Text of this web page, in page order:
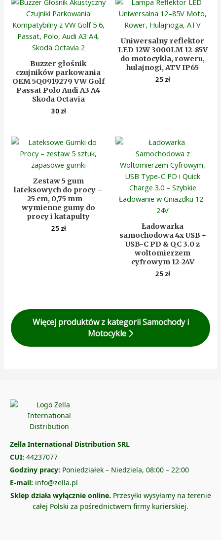
Buzzer głośnik
czujników parkowania
OEM 5Q0919279 VW Golf
Passat Polo Audi A3 A4
Skoda Octavia
30 zł
Uniwersalny reflektor
LED 12W 3000LM 12-85V
do motocykla, roweru,
hulajnogi, ATV IP65
25 zł
Zestaw 5 gum
lateksowych do procy –
25 cm, 0,75 mm –
wymienne gumy do
procy i katapulty
25 zł
Ładowarka
samochodowa 4x USB +
USB-C PD & QC 3.0 z
woltomierzem
cyfrowym 12-24V
25 zł
Więcej produktów z kategorii Samochody i
Motocykle
Zella International Distribution SRL
CUI: 44237077
Godziny pracy: Poniedziałek – Niedziela, 08:00 – 22:00
E-mail: info@zella.pl
Sklep działa wyłącznie online. Przesyłki wysyłamy na terenie
całej Polski za pośrednictwem firmy kurierskiej.